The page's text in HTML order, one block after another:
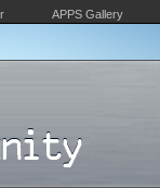
APPS Gallery